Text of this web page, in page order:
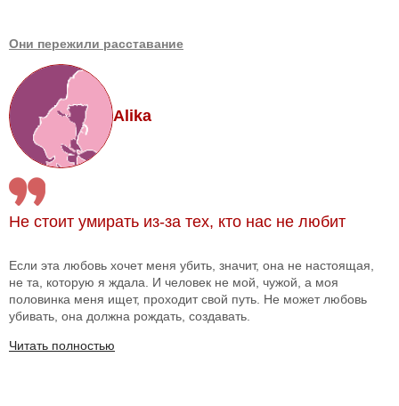
Они пережили расставание
Alika
Не стоит умирать из-за тех, кто нас не любит
Если эта любовь хочет меня убить, значит, она не настоящая,
не та, которую я ждала. И человек не мой, чужой, а моя
половинка меня ищет, проходит свой путь. Не может любовь
убивать, она должна рождать, создавать.
Читать полностью